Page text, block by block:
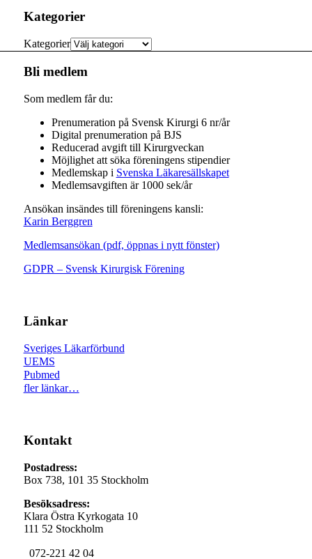
Kategorier
Kategorier
Bli medlem
Som medlem får du:
Prenumeration på Svensk Kirurgi 6 nr/år
Digital prenumeration på BJS
Reducerad avgift till Kirurgveckan
Möjlighet att söka föreningens stipendier
Medlemskap i Svenska Läkaresällskapet
Medlemsavgiften är 1000 sek/år
Ansökan insändes till föreningens kansli:
Karin Berggren
Medlemsansökan (pdf, öppnas i nytt fönster)
GDPR – Svensk Kirurgisk Förening
Länkar
Sveriges Läkarförbund
UEMS
Pubmed
fler länkar…
Kontakt
Postadress:
Box 738, 101 35 Stockholm
Besöksadress:
Klara Östra Kyrkogata 10
111 52 Stockholm
072-221 42 04